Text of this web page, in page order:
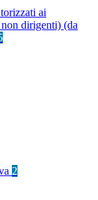
ai
dirigenti) (da
2